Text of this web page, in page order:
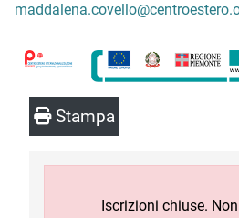
Stampa
Iscrizioni chiuse.